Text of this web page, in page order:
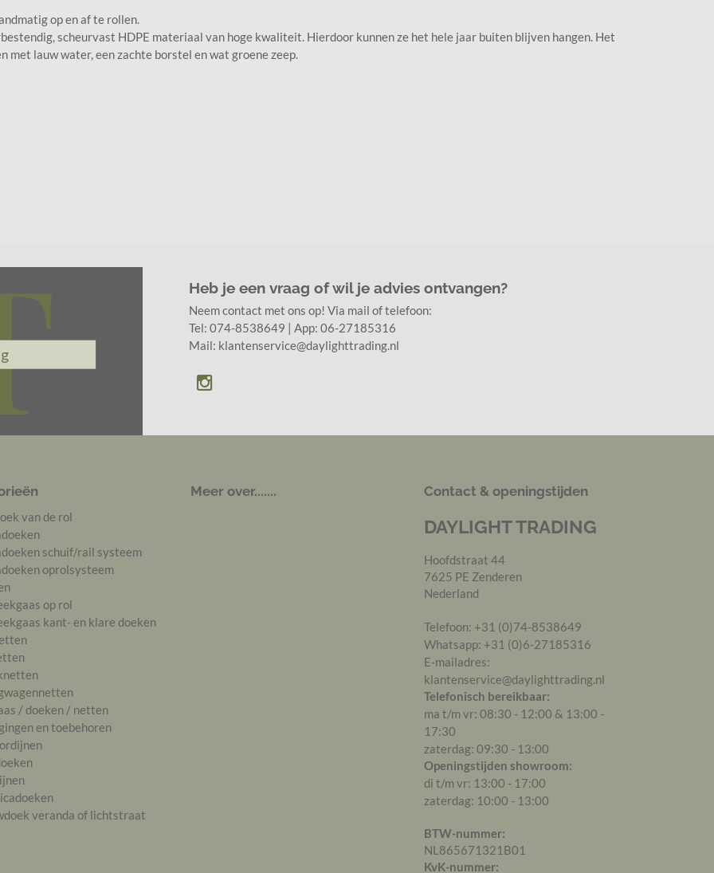
op en af te rollen.
scheurvast HDPE materiaal van hoge kwaliteit. Hierdoor kunnen ze het hele jaar buiten blijven hangen. Het
lauw water, een zachte borstel en wat groene zeep.
Heb je een vraag of wil je advies ontvangen?
Neem contact met ons op! Via mail of telefoon:
Tel: 074-8538649 | App: 06-27185316
Mail: klantenservice@daylighttrading.nl
van de rol
schuif/rail systeem
oprolsysteem
op rol
kant- en klare doeken
/ doeken / netten
en toebehoren
veranda of lichtstraat
Meer over....... Contact & openingstijden
DAYLIGHT TRADING
Hoofdstraat 44
7625 PE Zenderen
Nederland
Telefoon: +31 (0)74-8538649
Whatsapp: +31 (0)6-27185316
E-mailadres:
klantenservice@daylighttrading.nl
Telefonisch bereikbaar:
ma t/m vr: 08:30 - 12:00 & 13:00 -
17:30
zaterdag: 09:30 - 13:00
Openingstijden showroom:
di t/m vr: 13:00 - 17:00
zaterdag: 10:00 - 13:00
BTW-nummer:
NL865671321B01
KvK-nummer: